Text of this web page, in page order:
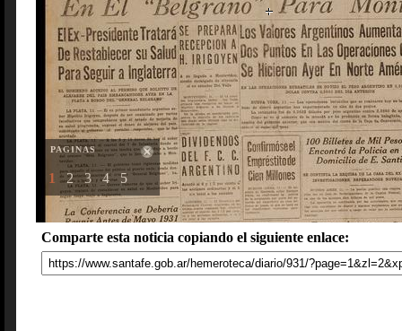
PAGINAS
1 2 3 4 5
Comparte esta noticia copiando el siguiente enlace: